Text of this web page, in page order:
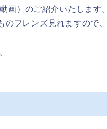
画）のご紹介いたします。
フレンズ見れますので、